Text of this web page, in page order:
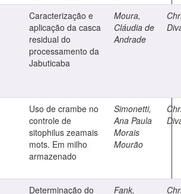
Caracterização e
aplicação da casca
residual do
processamento da
Jabuticaba
Moura,
Cláudia de
Andrade
Uso de crambe no
controle de
sitophilus zeamais
mots. Em milho
armazenado
Simonetti,
Ana Paula
Morais
Mourão
Determinação do Fank,